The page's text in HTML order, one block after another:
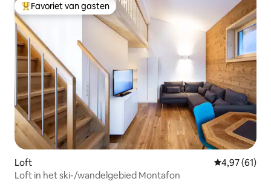
Topfavoriet van gasten
Favoriet van gasten
Loft Gemiddelde
4,97 (61)
Loft in het ski-/wandelgebied Montafon